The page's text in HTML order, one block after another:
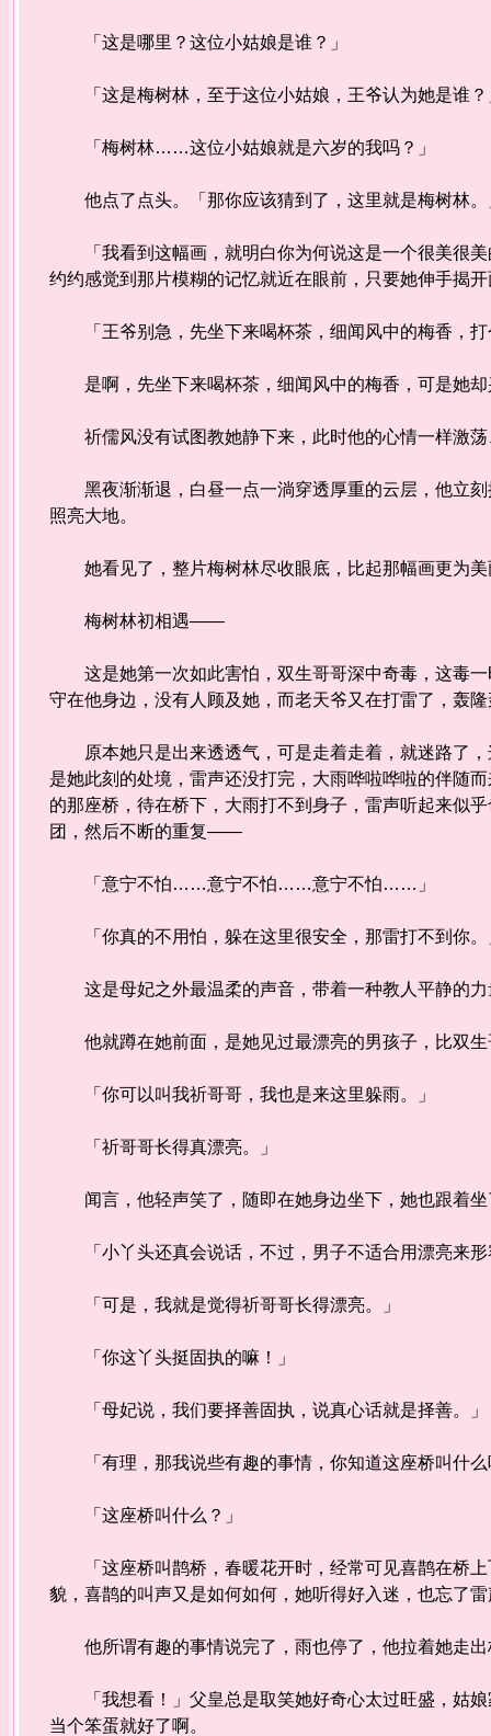
「这是哪里？这位小姑娘是谁？」
「这是梅树林，至于这位小姑娘，王爷认为她是谁？
「梅树林……这位小姑娘就是六岁的我吗？」
他点了点头。「那你应该猜到了，这里就是梅树林。
「我看到这幅画，就明白你为何说这是一个很美很美
约约感觉到那片模糊的记忆就近在眼前，只要她伸手揭
「王爷别急，先坐下来喝杯茶，细闻风中的梅香，打
是啊，先坐下来喝杯茶，细闻风中的梅香，可是她却
祈儒风没有试图教她静下来，此时他的心情一样激荡
黑夜渐渐退，白昼一点一淌穿透厚重的云层，他立刻
照亮大地。
她看见了，整片梅树林尽收眼底，比起那幅画更为
梅树林初相遇——
这是她第一次如此害怕，双生哥哥深中奇毒，这毒一
守在他身边，没有人顾及她，而老天爷又在打雷了，轰
原本她只是出来透透气，可是走着走着，就迷路了，
是她此刻的处境，雷声还没打完，大雨哗啦哗啦的伴随
的那座桥，待在桥下，大雨打不到身子，雷声听起来似
团，然后不断的重复——
「意宁不怕……意宁不怕……意宁不怕……」
「你真的不用怕，躲在这里很安全，那雷打不到你。
这是母妃之外最温柔的声音，带着一种教人平静的力
他就蹲在她前面，是她见过最漂亮的男孩子，比双生
「你可以叫我祈哥哥，我也是来这里躲雨。」
「祈哥哥长得真漂亮。」
闻言，他轻声笑了，随即在她身边坐下，她也跟着坐
「小丫头还真会说话，不过，男子不适合用漂亮来形
「可是，我就是觉得祈哥哥长得漂亮。」
「你这丫头挺固执的嘛！」
「母妃说，我们要择善固执，说真心话就是择善。」
「有理，那我说些有趣的事情，你知道这座桥叫什么
「这座桥叫什么？」
「这座桥叫鹊桥，春暖花开时，经常可见喜鹊在桥
貌，喜鹊的叫声又是如何如何，她听得好入迷，也忘了
他所谓有趣的事情说完了，雨也停了，他拉着她走出
「我想看！」父皇总是取笑她好奇心太过旺盛，姑娘
当个笨蛋就好了啊。